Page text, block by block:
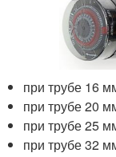
при трубе 16
при трубе 20
при трубе 25
при трубе 32